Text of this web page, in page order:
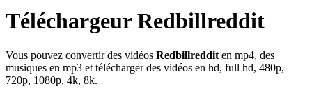
Téléchargeur Redbillreddit
Vous pouvez convertir des vidéos Redbillreddit en mp4, des
musiques en mp3 et télécharger des vidéos en hd, full hd, 480p,
720p, 1080p, 4k, 8k.